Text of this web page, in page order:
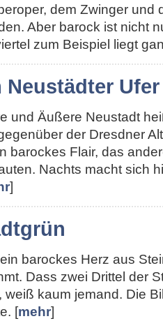
dem Zwinger und
Aber barock ist nicht
zum Beispiel liegt
Neustädter Ufer
und Äußere Neustadt
der Dresdner
barockes Flair, das
Nachts macht sich
]
barockes Herz aus
Dass zwei Drittel der
weiß kaum jemand. Die
[mehr]